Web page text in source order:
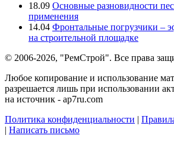
18.09 Основные разновидности
применения
14.04 Фронтальные погрузчики –
на строительной площадке
© 2006-2026, "РемСтрой". Все права
Любое копирование и использование
разрешается лишь при использовании
на источник - ap7ru.com
Политика конфиденциальности |
| Написать письмо